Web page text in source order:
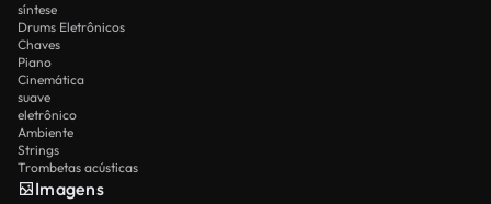
síntese
Drums Eletrônicos
Chaves
Piano
Cinemática
suave
eletrônico
Ambiente
Strings
Trombetas acústicas
Imagens